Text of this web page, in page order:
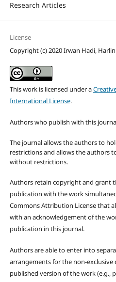
Research Articles
License
Copyright (c) 2020 Irwan Hadi,
This work is licensed under a
International License.
Authors who publish with this
The journal allows the authors to
restrictions and allows the authors
without restrictions.
Authors retain copyright and grant
publication with the work
Commons Attribution License that
with an acknowledgement of the
publication in this journal.
Authors are able to enter into
arrangements for the non-
published version of the work (e.g.,